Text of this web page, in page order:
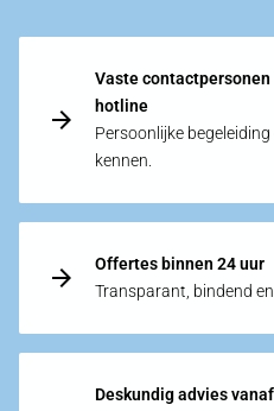
Vaste
hotline
Persoonlijke
kennen.
Offertes binnen 24 uur
Transparant, bindend
Deskundig advies